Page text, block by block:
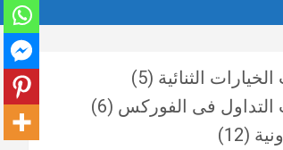
الثنائية (5)
فى الفوركس (6)
(12)